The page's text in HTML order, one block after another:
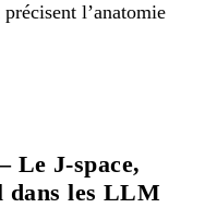
l’anatomie
Le J-space,
dans les LLM